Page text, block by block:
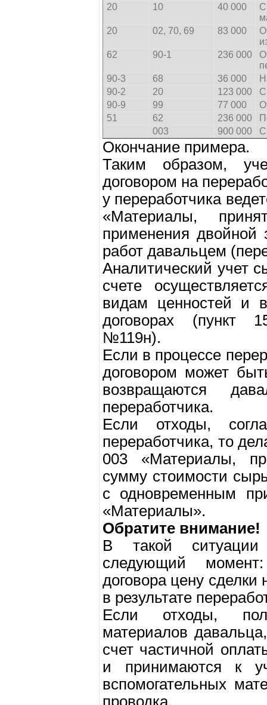
20 10 40 000
20
02, 70, 69 83 000
62
90-1 236 000
90-3
68 36 000
90-2
20 123 000
90-9
99 77 000
51
62 236 000
003
900 000
Окончание примера.
Таким образом,
договором на
у переработчика
«Материалы,
применения двойной
работ давальцем
Аналитический учет
счете
видам ценностей и
договорах (пункт
№119н).
Если в процессе
договором может
возвращаются
переработчика.
Если отходы,
переработчика, то
003 «Материалы,
сумму стоимости
с одновременным
«Материалы».
Обратите внимание!
В такой
следующий
договора цену
в результате
Если отходы,
материалов
счет частичной
и принимаются к
вспомогательных
проводка.